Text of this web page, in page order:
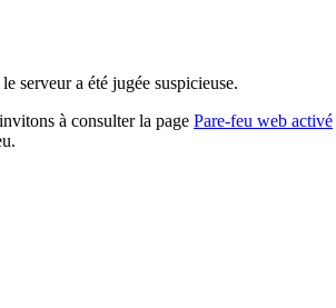
serveur a été jugée suspicieuse.
à consulter la page Pare-feu web activé